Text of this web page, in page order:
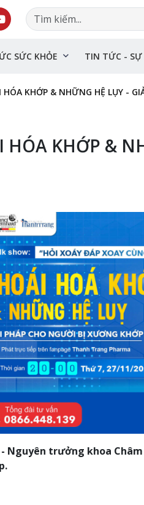
SỨC KHỎE TIN TỨC - SỰ
KHỚP & NHỮNG HỆ LỤY -
KHỚP &
Nguyên trưởng khoa